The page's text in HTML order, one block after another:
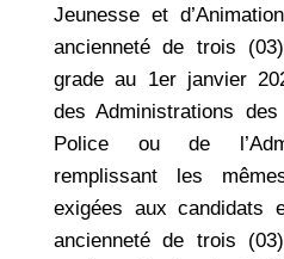
Jeunesse et
ancienneté de trois
grade au 1er janvier
des Administrations
Police ou de
remplissant les
exigées aux candidats
ancienneté de trois